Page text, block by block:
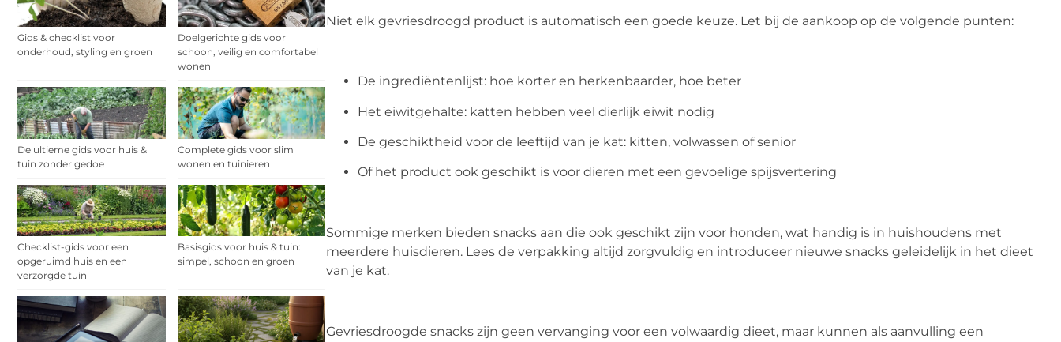
Gids & checklist voor
onderhoud, styling en groen
Doelgerichte gids voor
schoon, veilig en comfortabel
wonen
De ultieme gids voor huis &
tuin zonder gedoe
Complete gids voor slim
wonen en tuinieren
Checklist-gids voor een
opgeruimd huis en een
verzorgde tuin
Basisgids voor huis & tuin:
simpel, schoon en groen
Niet elk gevriesdroogd product is automatisch een goede keuze. Let bij de aankoop op de volgende punten:
De ingrediëntenlijst: hoe korter en herkenbaarder, hoe beter
Het eiwitgehalte: katten hebben veel dierlijk eiwit nodig
De geschiktheid voor de leeftijd van je kat: kitten, volwassen of senior
Of het product ook geschikt is voor dieren met een gevoelige spijsvertering
Sommige merken bieden snacks aan die ook geschikt zijn voor honden, wat handig is in huishoudens met
meerdere huisdieren. Lees de verpakking altijd zorgvuldig en introduceer nieuwe snacks geleidelijk in het dieet
van je kat.
Gevriesdroogde snacks zijn geen vervanging voor een volwaardig dieet, maar kunnen als aanvulling een